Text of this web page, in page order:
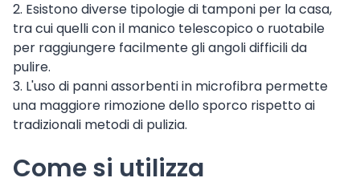
2. Esistono diverse tipologie di tamponi per la casa,
tra cui quelli con il manico telescopico o ruotabile
per raggiungere facilmente gli angoli difficili da
pulire.
3. L'uso di panni assorbenti in microfibra permette
una maggiore rimozione dello sporco rispetto ai
tradizionali metodi di pulizia.
Come si utilizza